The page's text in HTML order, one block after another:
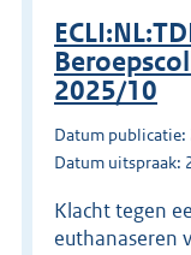
2025/10
Datum
Datum uitspraak:
Klacht tegen
euthanaseren